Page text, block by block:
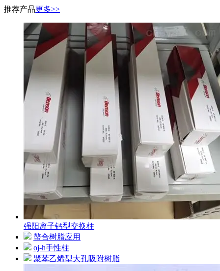
推荐产品更多>>
强阳离子钙型交换柱
螯合树脂应用
oj-h手性柱
聚苯乙烯型大孔吸附树脂